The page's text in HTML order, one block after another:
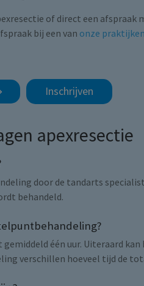
of direct een
bij een van onze praktijken
Inschrijven
apexresectie
door de tandarts
behandeld.
één uur. Uiteraard
verschillen hoeveel tijd de